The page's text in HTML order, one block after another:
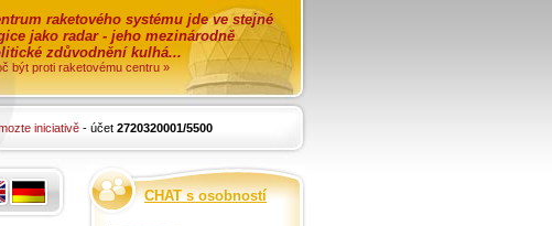
raketového systému jde ve stejné
jako radar - jeho mezinárodně
zdůvodnění kulhá...
být proti raketovému centru »
iniciativě - účet 2720320001/5500
CHAT s osobností